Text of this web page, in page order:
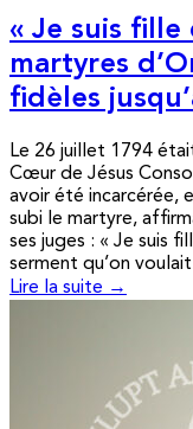
« Je suis fille
martyres
fidèles
Le 26 juillet 1794
Cœur de Jésus
avoir été incarcérée,
subi le martyre,
ses juges : « Je suis
serment qu’on
Lire la suite →